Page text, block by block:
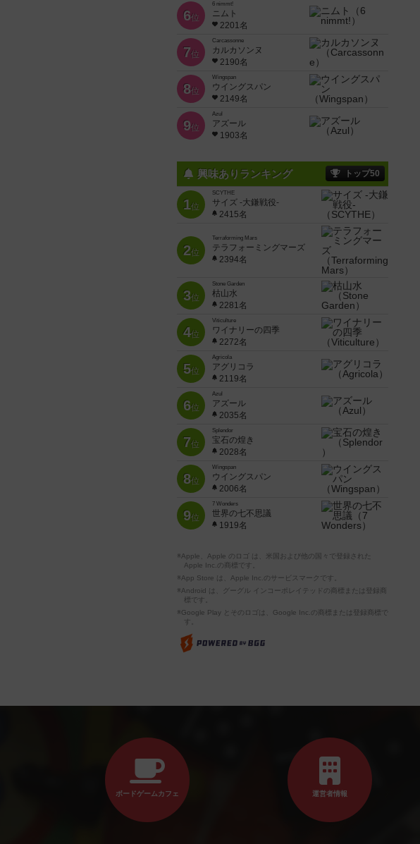
6位
6 nimmt!
ニムト
2201名
7位
Carcassonne
カルカソンヌ
2190名
8位
Wingspan
ウイングスパン
2149名
9位
Azul
アズール
1903名
興味ありランキング トップ50
1位
SCYTHE
サイズ -大鎌戦役-
2415名
2位
Terraforming Mars
テラフォーミングマーズ
2394名
3位
Stone Garden
枯山水
2281名
4位
Viticulture
ワイナリーの四季
2272名
5位
Agricola
アグリコラ
2119名
6位
Azul
アズール
2035名
7位
Splendor
宝石の煌き
2028名
8位
Wingspan
ウイングスパン
2006名
9位
7 Wonders
世界の七不思議
1919名
※Apple、Apple のロゴ は、米国および他の国々で登録された
Apple Inc.の商標です。
※App Store は、Apple Inc.のサービスマークです。
※Android は、グーグル インコーポレイテッドの商標または登録商
標です。
※Google Play とそのロゴは、Google Inc.の商標または登録商標で
す。
ボードゲームカフェ 運営者情報